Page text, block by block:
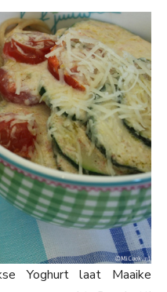
Yoghurt laat Maaike